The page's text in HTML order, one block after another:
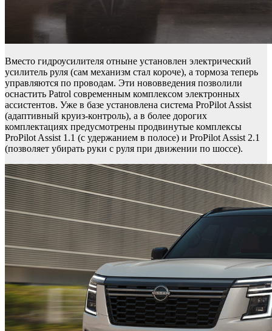
Вместо гидроусилителя отныне установлен электрический
усилитель руля (сам механизм стал короче), а тормоза теперь
управляются по проводам. Эти нововведения позволили
оснастить Patrol современным комплексом электронных
ассистентов. Уже в базе установлена система ProPilot Assist
(адаптивный круиз-контроль), а в более дорогих
комплектациях предусмотрены продвинутые комплексы
ProPilot Assist 1.1 (с удержанием в полосе) и ProPilot Assist 2.1
(позволяет убирать руки с руля при движении по шоссе).